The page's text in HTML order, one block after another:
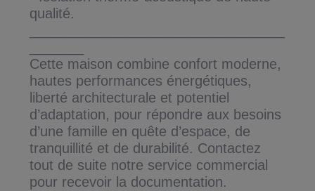
qualité.
Cette maison combine confort moderne,
hautes performances énergétiques,
liberté architecturale et potentiel
d’adaptation, pour répondre aux besoins
d’une famille en quête d’espace, de
tranquillité et de durabilité. Contactez
tout de suite notre service commercial
pour recevoir la documentation.